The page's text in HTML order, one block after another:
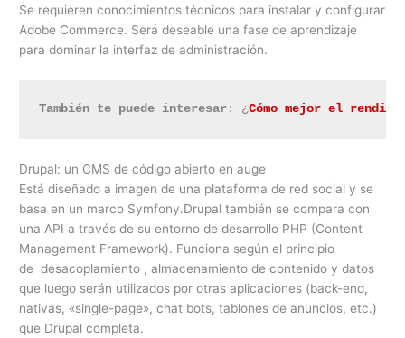
Se requieren conocimientos técnicos para instalar y configurar
Adobe Commerce. Será deseable una fase de aprendizaje
para dominar la interfaz de administración.
También te puede interesar: ¿Cómo mejor el
Drupal: un CMS de código abierto en auge
Está diseñado a imagen de una plataforma de red social y se
basa en un marco Symfony.Drupal también se compara con
una API a través de su entorno de desarrollo PHP (Content
Management Framework). Funciona según el principio
de desacoplamiento , almacenamiento de contenido y datos
que luego serán utilizados por otras aplicaciones (back-end,
nativas, «single-page», chat bots, tablones de anuncios, etc.)
que Drupal completa.